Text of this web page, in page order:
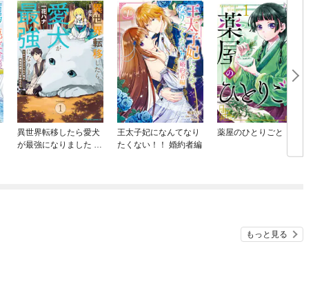
異世界転移したら愛犬
が最強になりました ～
王太子妃になんてなり
たくない！！ 婚約者編
薬屋のひとりごと
もっと見る